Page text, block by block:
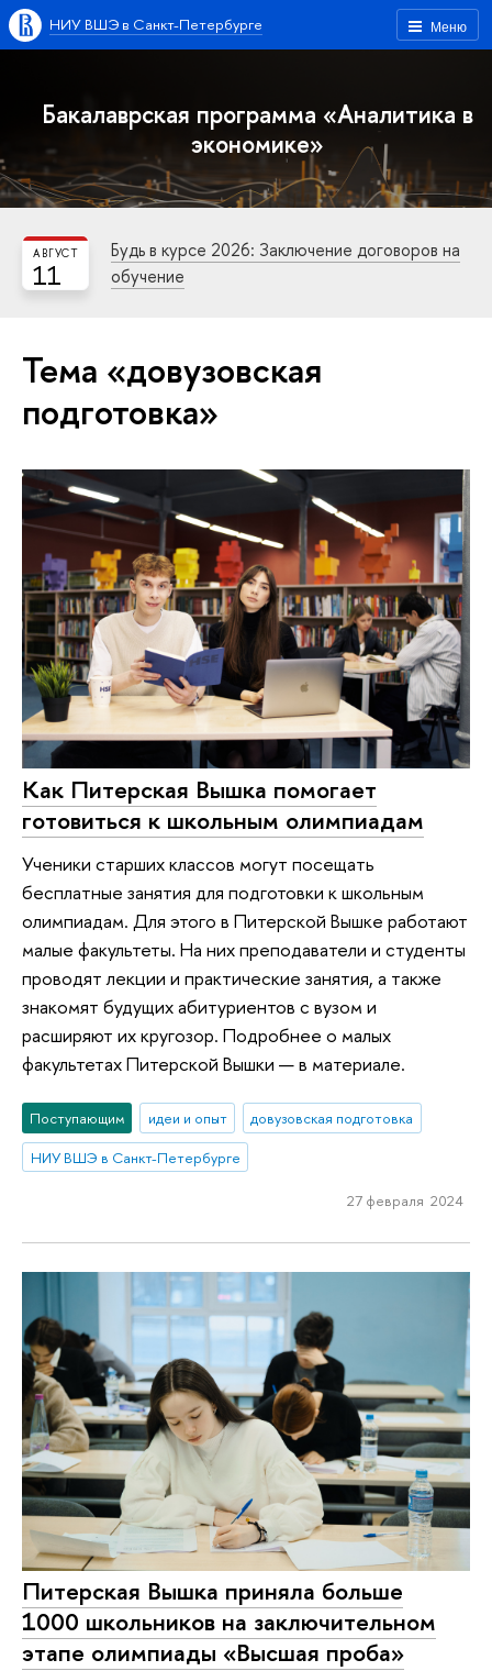
Меню
НИУ ВШЭ в Санкт-Петербурге
Бакалаврская программа «Аналитика в
экономике»
11
АВГУСТ
Будь в курсе 2026: Заключение договоров на
обучение
Тема «довузовская
подготовка»
Как Питерская Вышка помогает
готовиться к школьным олимпиадам
Ученики старших классов могут посещать
бесплатные занятия для подготовки к школьным
олимпиадам. Для этого в Питерской Вышке работают
малые факультеты. На них преподаватели и студенты
проводят лекции и практические занятия, а также
знакомят будущих абитуриентов с вузом и
расширяют их кругозор. Подробнее о малых
факультетах Питерской Вышки — в материале.
Поступающим идеи и опыт
довузовская подготовка
НИУ ВШЭ в Санкт-Петербурге
27 февраля 2024
Питерская Вышка приняла больше
1000 школьников на заключительном
этапе олимпиады «Высшая проба»